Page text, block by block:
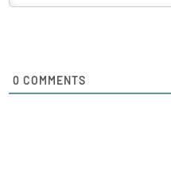
0 COMMENTS